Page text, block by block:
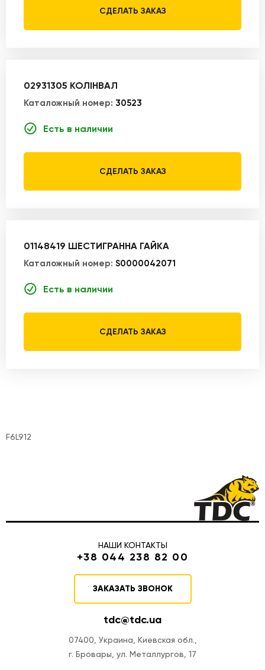
СДЕЛАТЬ ЗАКАЗ
02931305 КОЛІНВАЛ
Каталожный номер: 30523
Есть в наличии
СДЕЛАТЬ ЗАКАЗ
01148419 ШЕСТИГРАННА ГАЙКА
Каталожный номер: S0000042071
Есть в наличии
СДЕЛАТЬ ЗАКАЗ
F6L912
НАШИ КОНТАКТЫ
+38 044 238 82 00
ЗАКАЗАТЬ ЗВОНОК
tdc@tdc.ua
07400, Украина, Киевская обл.,
г. Бровары, ул. Металлургов, 17